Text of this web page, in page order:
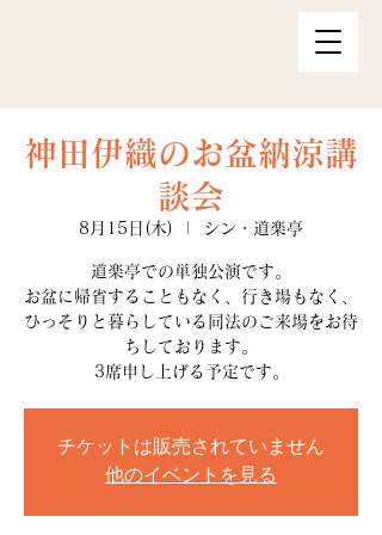
神田伊織のお盆納涼講
談会
8月15日(木) シン・道楽亭
道楽亭での単独公演です。
お盆に帰省することもなく、行き場もなく、
ひっそりと暮らしている同法のご来場をお待
ちしております。
3席申し上げる予定です。
チケットは販売されていません
他のイベントを見る